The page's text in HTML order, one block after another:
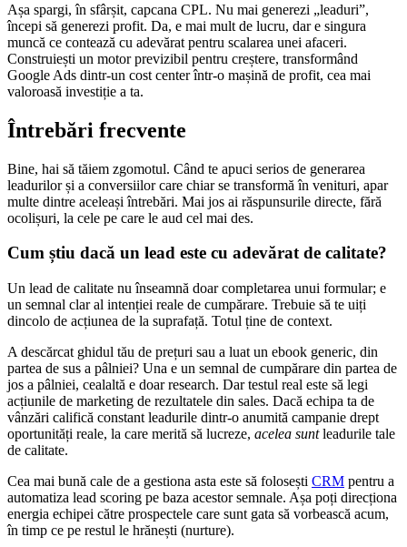
Așa spargi, în sfârșit, capcana CPL. Nu mai generezi „leaduri”,
începi să generezi profit. Da, e mai mult de lucru, dar e singura
muncă ce contează cu adevărat pentru scalarea unei afaceri.
Construiești un motor previzibil pentru creștere, transformând
Google Ads dintr-un cost center într-o mașină de profit, cea mai
valoroasă investiție a ta.
Întrebări frecvente
Bine, hai să tăiem zgomotul. Când te apuci serios de generarea
leadurilor și a conversiilor care chiar se transformă în venituri, apar
multe dintre aceleași întrebări. Mai jos ai răspunsurile directe, fără
ocolișuri, la cele pe care le aud cel mai des.
Cum știu dacă un lead este cu adevărat de calitate?
Un lead de calitate nu înseamnă doar completarea unui formular; e
un semnal clar al intenției reale de cumpărare. Trebuie să te uiți
dincolo de acțiunea de la suprafață. Totul ține de context.
A descărcat ghidul tău de prețuri sau a luat un ebook generic, din
partea de sus a pâlniei? Una e un semnal de cumpărare din partea de
jos a pâlniei, cealaltă e doar research. Dar testul real este să legi
acțiunile de marketing de rezultatele din sales. Dacă echipa ta de
vânzări califică constant leadurile dintr-o anumită campanie drept
oportunități reale, la care merită să lucreze, acelea suntleadurile tale
de calitate.
Cea mai bună cale de a gestiona asta este să folosești CRM pentru a
automatiza lead scoring pe baza acestor semnale. Așa poți direcționa
energia echipei către prospectele care sunt gata să vorbească acum,
în timp ce pe restul le hrănești (nurture).